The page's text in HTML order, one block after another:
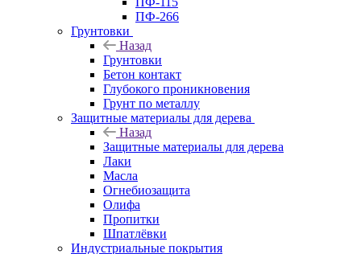
ПФ-266
Грунтовки
Назад
Грунтовки
Бетон контакт
Глубокого проникновения
Грунт по металлу
Защитные материалы для дерева
Назад
Защитные материалы для дерева
Лаки
Масла
Огнебиозащита
Олифа
Пропитки
Шпатлёвки
Индустриальные покрытия